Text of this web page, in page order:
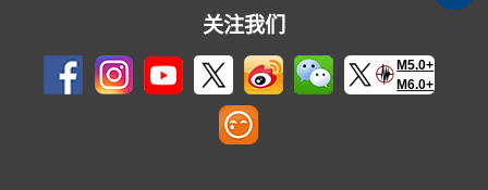
关注我们
M5.0+
M6.0+